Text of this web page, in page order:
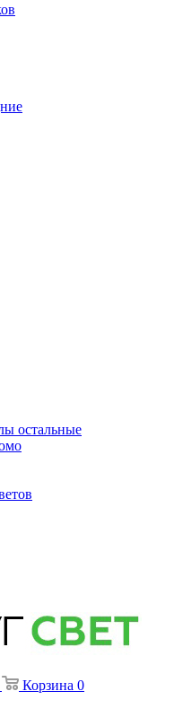
остальные
Корзина 0